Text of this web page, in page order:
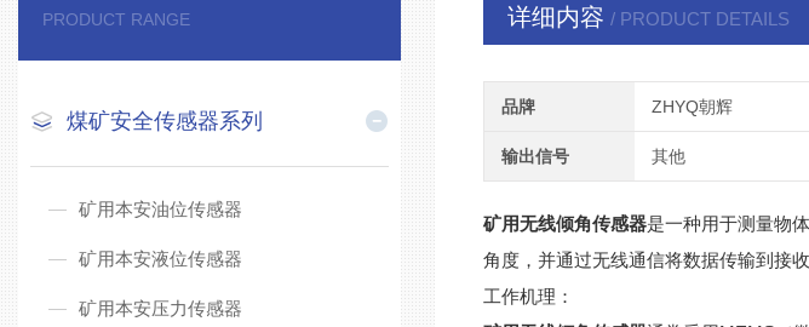
PRODUCT RANGE
煤矿安全传感器系列
矿用本安油位传感器
矿用本安液位传感器
矿用本安压力传感器
详细内容 / PRODUCT DETAILS
品牌 ZHYQ朝辉
输出信号 其他
矿用无线倾角传感器是一种用于测量物
角度，并通过无线通信将数据传输到接
工作机理：